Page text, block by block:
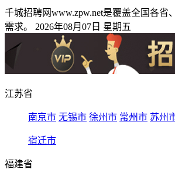
千城招聘网www.zpw.net是覆盖全国各
需求。 2026年08月07日 星期五
江苏省
南京市 无锡市 徐州市 常州市 苏州
宿迁市
福建省